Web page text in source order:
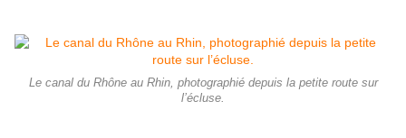
Le canal du Rhône au Rhin, photographié depuis la petite route sur
l’écluse.